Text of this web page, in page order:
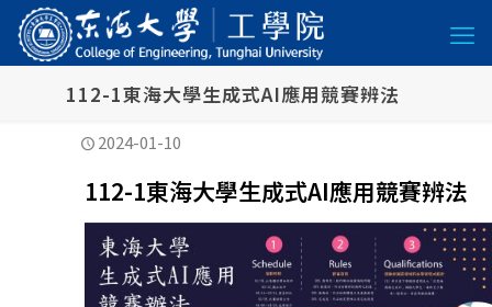
112-1東海大學生成式AI應用競賽辨法
2024-01-10
112-1東海大學生成式AI應用競賽辨法